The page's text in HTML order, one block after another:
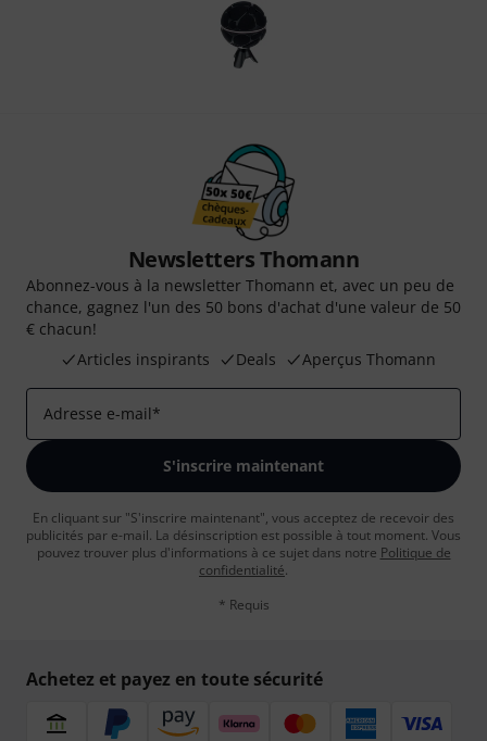
Newsletters Thomann
Abonnez-vous à la newsletter Thomann et, avec un peu de
chance, gagnez l'un des 50 bons d'achat d'une valeur de 50
€ chacun!
Articles inspirants
Deals Aperçus Thomann
Adresse e-mail*
S'inscrire maintenant
En cliquant sur "S'inscrire maintenant", vous acceptez de recevoir des
publicités par e-mail. La désinscription est possible à tout moment. Vous
pouvez trouver plus d'informations à ce sujet dans notre Politique de
confidentialité.
* Requis
Achetez et payez en toute sécurité